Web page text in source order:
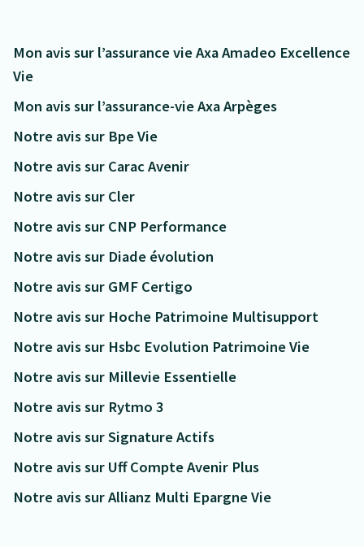
Mon avis sur l’assurance vie Axa Amadeo Excellence
Vie
Mon avis sur l’assurance-vie Axa Arpèges
Notre avis sur Bpe Vie
Notre avis sur Carac Avenir
Notre avis sur Cler
Notre avis sur CNP Performance
Notre avis sur Diade évolution
Notre avis sur GMF Certigo
Notre avis sur Hoche Patrimoine Multisupport
Notre avis sur Hsbc Evolution Patrimoine Vie
Notre avis sur Millevie Essentielle
Notre avis sur Rytmo 3
Notre avis sur Signature Actifs
Notre avis sur Uff Compte Avenir Plus
Notre avis sur Allianz Multi Epargne Vie